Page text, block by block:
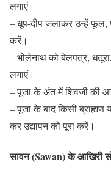
लगाएं।
– धूप-दीप जलाकर उन्हें फूल,
करें।
– भोलेनाथ को बेलपत्र,
लगाएं।
– पूजा के अंत में शिवजी की
– पूजा के बाद किसी ब्राह्मण
कर उद्यापन को पूरा करें।
सावन (Sawan) के आखिरी